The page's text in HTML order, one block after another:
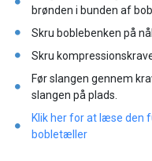
brønden i bunden af
Skru boblebenken på
Skru
Før slangen gennem
slangen på plads.
Klik her for at læse den
bobletæller